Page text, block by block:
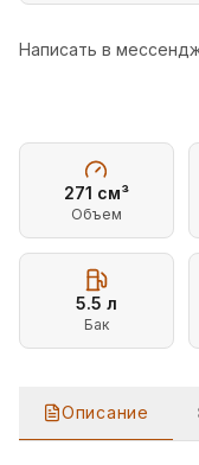
Написать в
271 см³
Объем
5.5 л
Бак
Описание